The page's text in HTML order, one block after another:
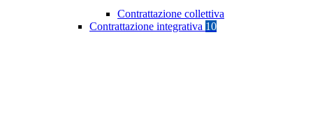
Contrattazione collettiva
Contrattazione integrativa 10